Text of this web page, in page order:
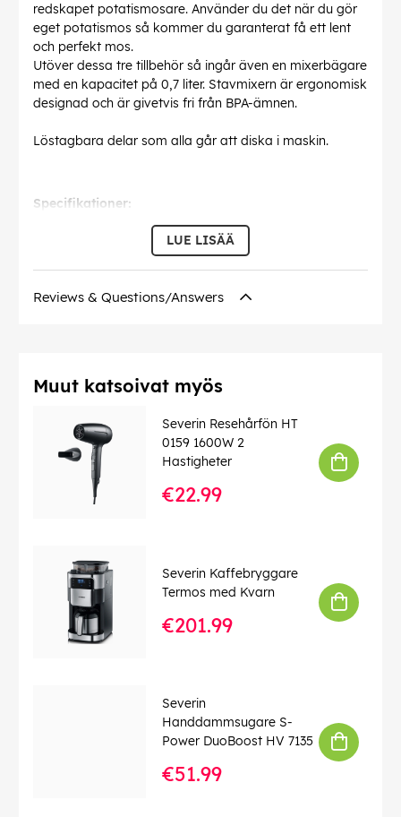
redskapet potatismosare. Använder du det när du gör
eget potatismos så kommer du garanterat få ett lent
och perfekt mos.
Utöver dessa tre tillbehör så ingår även en mixerbägare
med en kapacitet på 0,7 liter. Stavmixern är ergonomisk
designad och är givetvis fri från BPA-ämnen.
Löstagbara delar som alla går att diska i maskin.
Specifikationer:
Lithium-ion batteri 2000mAh
Drifttid: Upp till 40 minuter
100% fri från BPA-ämnen
4008146040740
LUE LISÄÄ
Reviews & Questions/Answers
Muut katsoivat myös
Severin Resehårfön HT
0159 1600W 2
Hastigheter
€22.99
Severin Kaffebryggare
Termos med Kvarn
€201.99
Severin
Handdammsugare S-
Power DuoBoost HV 7135
€51.99